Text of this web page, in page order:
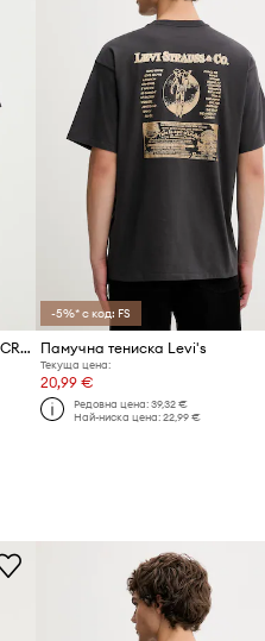
Памучна тениска Levi's GRAPHIC CREWNECK TEE
-5%* с код: FS
Памучна тениска Levi's
Текуща цена:
20,99 €
Редовна цена: 39,32 €
Най-ниска цена: 22,99 €